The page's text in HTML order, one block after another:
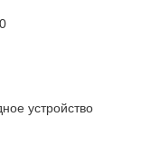
устройство